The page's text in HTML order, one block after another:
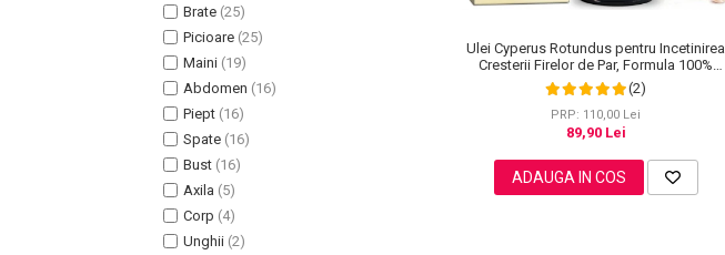
Masaj Facial si Drenaj Limfatic
Plasturi ochi / nas / frunte
Produse Curatare Ten
Demachiant si Apa Micelara
Brate (25)
Picioare (25)
Maini (19)
Abdomen (16)
Piept (16)
Spate (16)
Bust (16)
Axila (5)
Corp (4)
Unghii (2)
Ulei Cyperus Rotundus pentru Incetinirea
Cresterii Firelor de Par, Formula 100%
Naturala, NOVA KISS®, 60 ml
(2)
PRP: 110,00 Lei
89,90 Lei
ADAUGA IN COS